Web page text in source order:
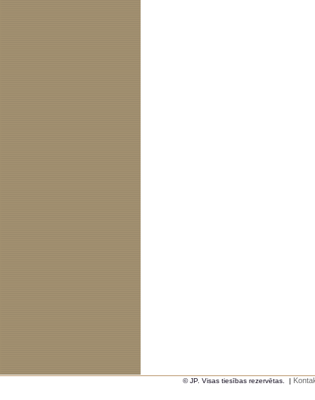
© JP. Visas tiesības rezervētas. |